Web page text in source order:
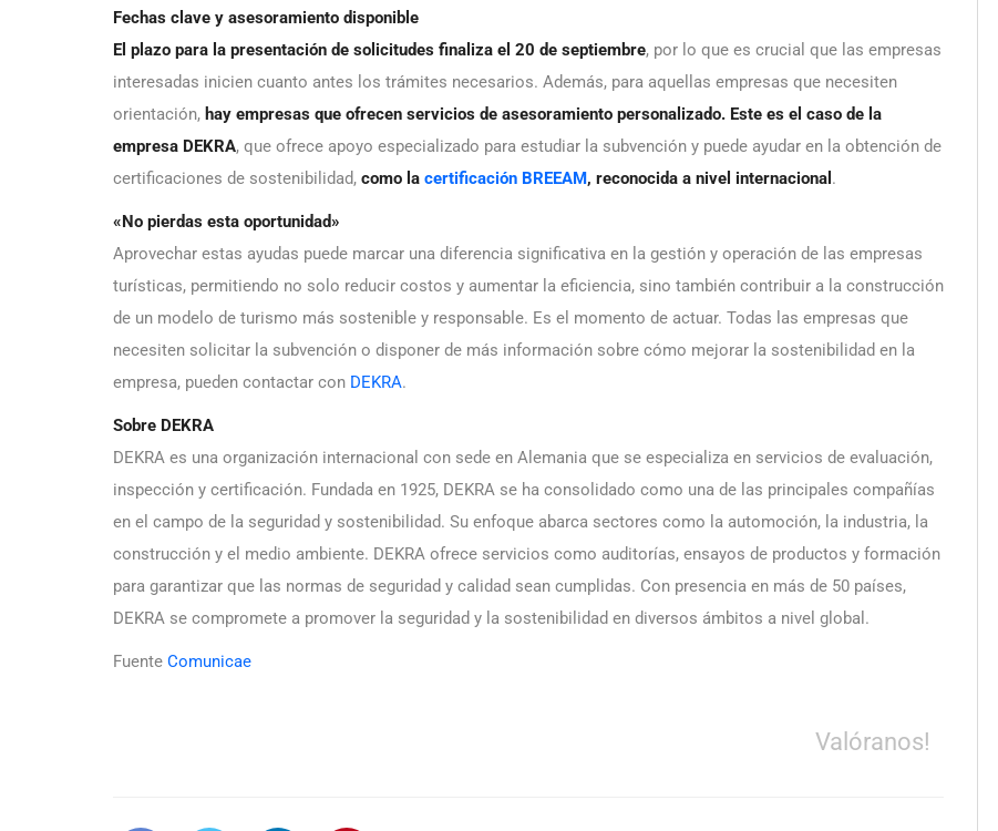
Fechas clave y asesoramiento disponible
El plazo para la presentación de solicitudes finaliza el 20 de septiembre, por lo que es crucial que las empresas
interesadas inicien cuanto antes los trámites necesarios. Además, para aquellas empresas que necesiten
orientación, hay empresas que ofrecen servicios de asesoramiento personalizado. Este es el caso de la
empresa DEKRA, que ofrece apoyo especializado para estudiar la subvención y puede ayudar en la obtención de
certificaciones de sostenibilidad, como la certificación BREEAM, reconocida a nivel internacional .
«No pierdas esta oportunidad»
Aprovechar estas ayudas puede marcar una diferencia significativa en la gestión y operación de las empresas
turísticas, permitiendo no solo reducir costos y aumentar la eficiencia, sino también contribuir a la construcción
de un modelo de turismo más sostenible y responsable. Es el momento de actuar. Todas las empresas que
necesiten solicitar la subvención o disponer de más información sobre cómo mejorar la sostenibilidad en la
empresa, pueden contactar con DEKRA.
Sobre DEKRA
DEKRA es una organización internacional con sede en Alemania que se especializa en servicios de evaluación,
inspección y certificación. Fundada en 1925, DEKRA se ha consolidado como una de las principales compañías
en el campo de la seguridad y sostenibilidad. Su enfoque abarca sectores como la automoción, la industria, la
construcción y el medio ambiente. DEKRA ofrece servicios como auditorías, ensayos de productos y formación
para garantizar que las normas de seguridad y calidad sean cumplidas. Con presencia en más de 50 países,
DEKRA se compromete a promover la seguridad y la sostenibilidad en diversos ámbitos a nivel global.
Fuente Comunicae
Valóranos!